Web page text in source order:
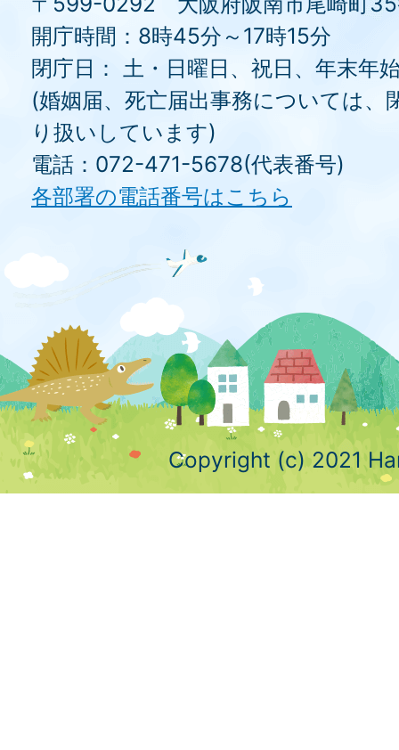
開庁時間：8時45分～17時15分
閉庁日： 土・日曜日、祝日、年末年
(婚姻届、死亡届出事務については、
り扱いしています)
電話：072-471-5678(代表番号)
各部署の電話番号はこちら
Copyright (c) 2021